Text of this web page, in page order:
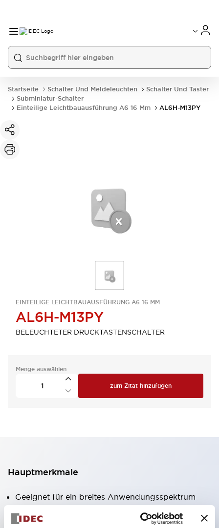
Startseite Schalter Und Meldeleuchten
Schalter Und Taster
Subminiatur-Schalter
Einteilige Leichtbauausführung A6 16 Mm
AL6H-M13PY
EINTEILIGE LEICHTBAUAUSFÜHRUNG A6 16 MM
AL6H-M13PY
BELEUCHTETER DRUCKTASTENSCHALTER
Menge auswählen
zum Zitat hinzufügen
Hauptmerkmale
Geeignet für ein breites Anwendungsspektrum
von der Konsumelektronik bis zum FA-Bereich
LED-Beleuchtungseinheit mit integriertem